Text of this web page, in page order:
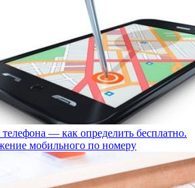
— как определить бесплатно.
мобильного по номеру